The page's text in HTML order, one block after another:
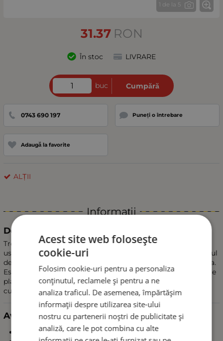
1 de la 5
31.37 RON
În stoc LIVRARE
buc Cumpără
0743 690 197 Puneți o întrebare
Adaugă la favorite
ALȚII
Informații
Descriere
Treapta multifunctionala pentru usa auto ofera acces rapid,
usor si sigur la plafonul vehiculului. Se fixeaza pe mecanismul
de inchidere al usii si functioneaza ca o mini-scara compacta.
Este ideala pentru incarcarea si descarcarea portbagajelor de
plafon, cutiilor, echipamentelor sportive, precum si pentru
curatarea si intretinerea plafonului.
Avantaje principale
Acces sigur si confortabil la plafonul vehiculului
Acest site web folosește
cookie-uri
Folosim cookie-uri pentru a personaliza
conținutul, reclamele și pentru a ne
analiza traficul. De asemenea, împărtășim
informații despre utilizarea site-ului
nostru cu partenerii noștri de publicitate și
analiză, care le pot combina cu alte